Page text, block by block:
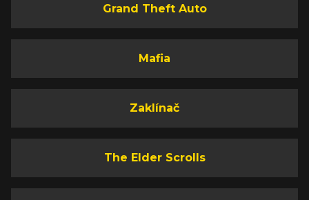
Grand Theft Auto
Mafia
Zaklínač
The Elder Scrolls